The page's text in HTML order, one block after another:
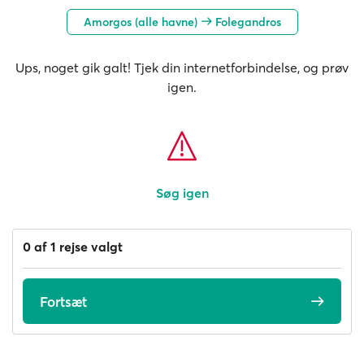
Amorgos (alle havne) Folegandros
Ups, noget gik galt! Tjek din internetforbindelse, og prøv
igen.
Søg igen
0 af 1 rejse valgt
Fortsæt